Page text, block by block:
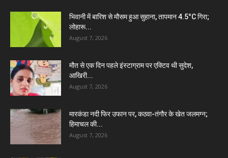
भिवानी में बारिश से मौसम हुआ सुहाना, तापमान 4.5°C गिरा;
लोहारू...
August 7, 2026
मौत से एक दिन पहले इंस्टाग्राम पर एक्टिव थी सुदेश,
आखिरी...
August 7, 2026
मारकंडा नदी फिर उफान पर, कठवा-तंगौर के खेत जलमग्न;
हिमाचल की...
August 7, 2026